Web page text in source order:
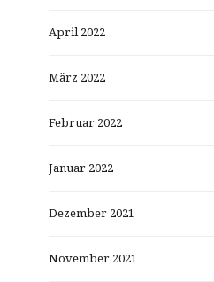
April 2022
März 2022
Februar 2022
Januar 2022
Dezember 2021
November 2021